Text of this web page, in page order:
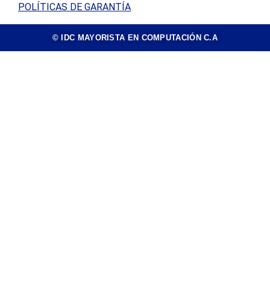
POLÍTICAS DE GARANTÍA
© IDC MAYORISTA EN COMPUTACIÓN C.A